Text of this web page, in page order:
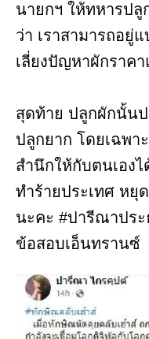
นายกฯ ให้ทหารปลู
ว่า เราสามารถอยู่
เลี่ยงปัญหาผักราคา
สุดท้าย ปลูกผักนั้น
ปลูกยาก โดยเฉพ
สำนึกให้กับตนเอง
ทำร้ายประเทศ หยุ
นะคะ #ปารีณาปร
ข้อสอบเอ็นทรานซ์